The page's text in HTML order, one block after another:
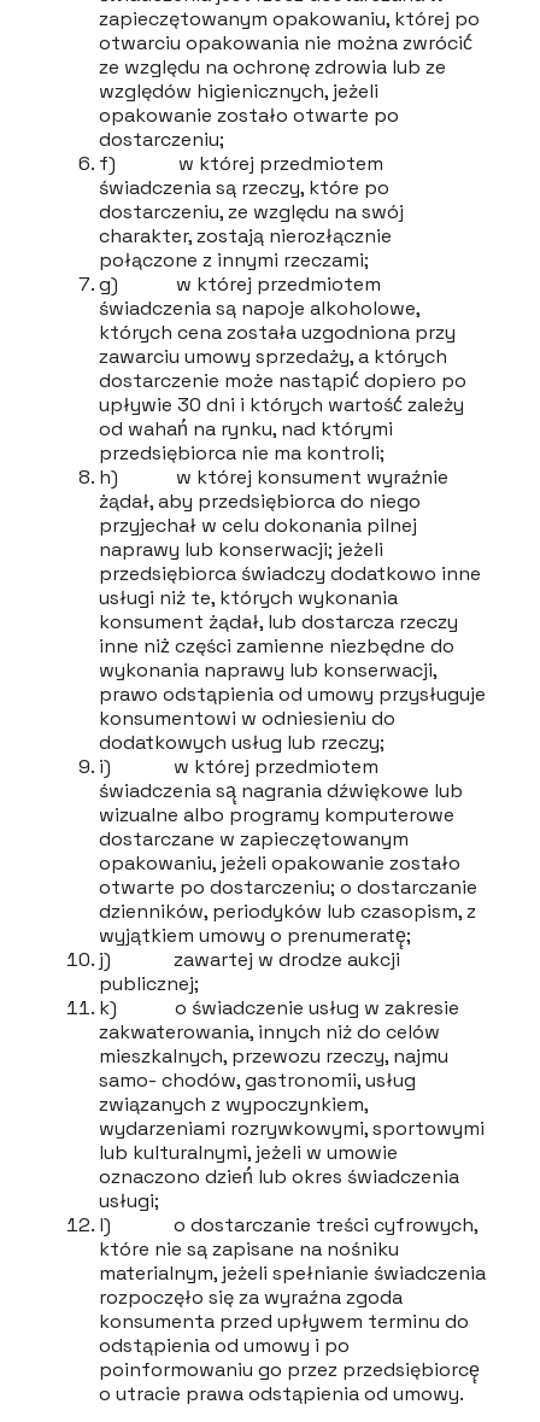
zapieczętowanym opakowaniu, której po
otwarciu opakowania nie można zwrócić́
ze względu na ochronę zdrowia lub ze
względów higienicznych, jeżeli
opakowanie zostało otwarte po
dostarczeniu;
f) w której przedmiotem
świadczenia są rzeczy, które po
dostarczeniu, ze względu na swój
charakter, zostają nierozłącznie
połączone z innymi rzeczami;
g) w której przedmiotem
świadczenia są napoje alkoholowe,
których cena została uzgodniona przy
zawarciu umowy sprzedaży, a których
dostarczenie może nastąpić́ dopiero po
upływie 30 dni i których wartość́ zależy
od wahań́ na rynku, nad którymi
przedsiębiorca nie ma kontroli;
h) w której konsument wyraźnie
żądał, aby przedsiębiorca do niego
przyjechał w celu dokonania pilnej
naprawy lub konserwacji; jeżeli
przedsiębiorca świadczy dodatkowo inne
usługi niż te, których wykonania
konsument żądał, lub dostarcza rzeczy
inne niż̇ części zamienne niezbędne do
wykonania naprawy lub konserwacji,
prawo odstąpienia od umowy przysługuje
konsumentowi w odniesieniu do
dodatkowych usług lub rzeczy;
i) w której przedmiotem
świadczenia są̨ nagrania dźwiękowe lub
wizualne albo programy komputerowe
dostarczane w zapieczętowanym
opakowaniu, jeżeli opakowanie zostało
otwarte po dostarczeniu; o dostarczanie
dzienników, periodyków lub czasopism, z
wyjątkiem umowy o prenumeratę̨;
j) zawartej w drodze aukcji
publicznej;
k) o świadczenie usług w zakresie
zakwaterowania, innych niż do celów
mieszkalnych, przewozu rzeczy, najmu
samo- chodów, gastronomii, usług
związanych z wypoczynkiem,
wydarzeniami rozrywkowymi, sportowymi
lub kulturalnymi, jeżeli w umowie
oznaczono dzień́ lub okres świadczenia
usługi;
l) o dostarczanie treści cyfrowych,
które nie są zapisane na nośniku
materialnym, jeżeli spełnianie świadczenia
rozpoczęło się za wyraźna zgoda
konsumenta przed upływem terminu do
odstąpienia od umowy i po
poinformowaniu go przez przedsiębiorcę̨
o utracie prawa odstąpienia od umowy.